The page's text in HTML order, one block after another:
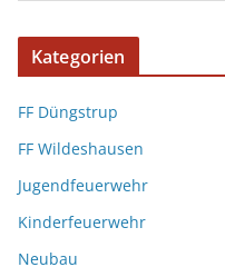
Kategorien
FF Düngstrup
FF Wildeshausen
Jugendfeuerwehr
Kinderfeuerwehr
Neubau